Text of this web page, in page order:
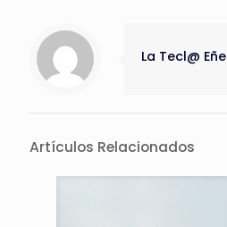
La Tecl@ Eñe
Artículos Relacionados